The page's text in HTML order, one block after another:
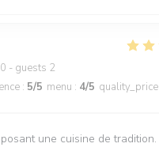
- guests 2
: 5/5 menu : 4/5 quality_price
une cuisine de tradition.